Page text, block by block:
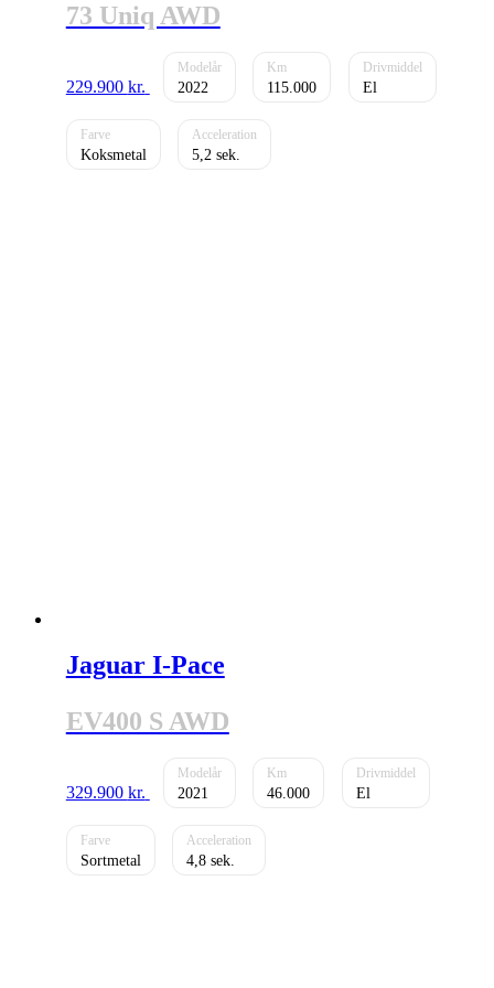
73 Uniq AWD
229.900 kr. 2022 115.000 El
Koksmetal 5,2
Jaguar I-Pace
EV400 S AWD
329.900 kr. 2021 46.000 El
Sortmetal 4,8